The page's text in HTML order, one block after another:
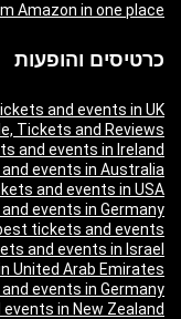
Amazon in one place
כרטיסים והופעות
and events in UK
Tickets and Reviews
and events in Ireland
events in Australia
and events in USA
events in Germany
tickets and events
and events in Israel
United Arab Emirates
events in Germany
in New Zealand